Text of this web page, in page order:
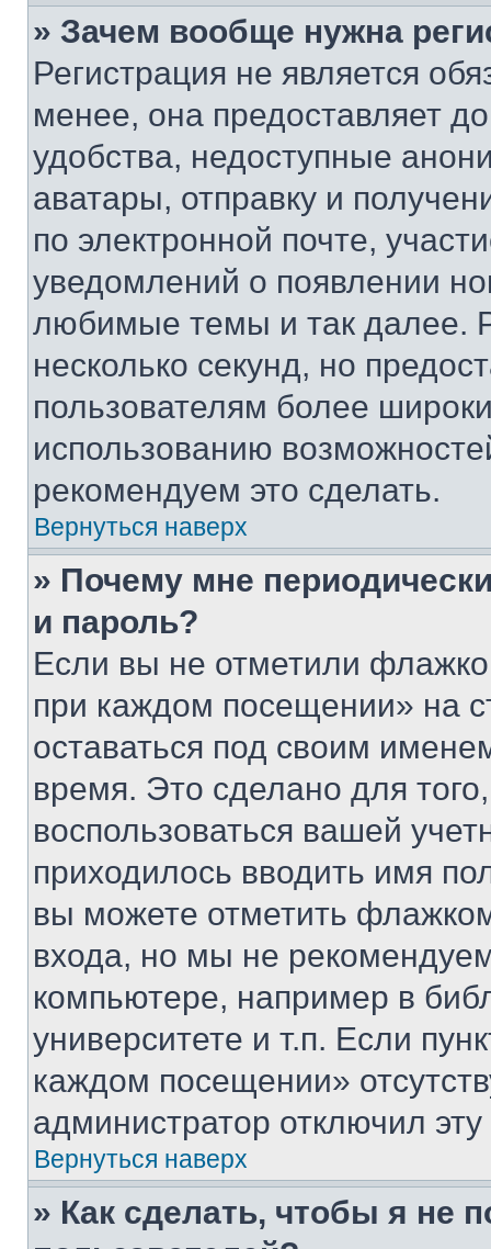
» Зачем вообще нужна
Регистрация не является
менее, она предоставляет
удобства, недоступные
аватары, отправку и
по электронной почте,
уведомлений о появлении
любимые темы и так далее.
несколько секунд, но
пользователям более
использованию
рекомендуем это сделать.
Вернуться наверх
» Почему мне
и пароль?
Если вы не отметили
при каждом посещении» на
оставаться под своим
время. Это сделано для
воспользоваться вашей
приходилось вводить имя
вы можете отметить
входа, но мы не
компьютере, например в
университете и т.п. Если
каждом посещении»
администратор отключил
Вернуться наверх
» Как сделать, чтобы я не